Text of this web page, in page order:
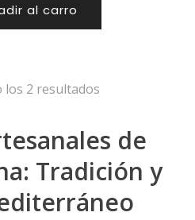
de
Tradición y
al carro
2 resultados